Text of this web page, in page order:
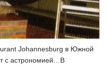
Johannesburg в Южной
с астрономией…В